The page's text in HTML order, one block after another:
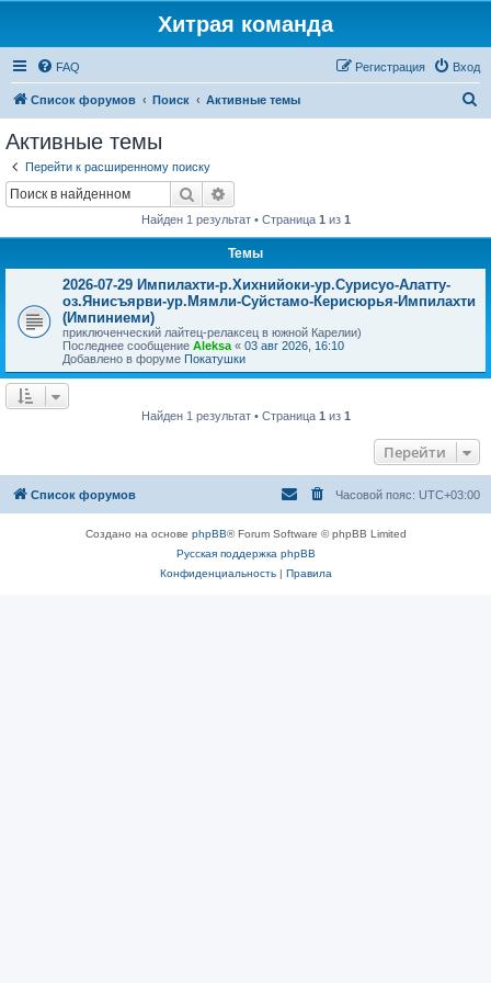
Хитрая команда
FAQ Вход
Регистрация
Список форумов Поиск Активные темы
Активные темы
Перейти к расширенному поиску
Поиск
Найден 1 результат • Страница 1 из 1
Темы
2026-07-29 Импилахти-р.Хихнийоки-ур.Сурисуо-Алатту-
оз.Янисъярви-ур.Мямли-Суйстамо-Керисюрья-Импилахти
(Импиниеми)
приключенческий лайтец-релаксец в южной Карелии)
Последнее сообщение Aleksa « 03 авг 2026, 16:10
Добавлено в форуме Покатушки
Найден 1 результат • Страница 1 из 1
Перейти
Список форумов Часовой пояс: UTC+03:00
Создано на основе phpBB® Forum Software © phpBB Limited
Русская поддержка phpBB
Конфиденциальность| Правила